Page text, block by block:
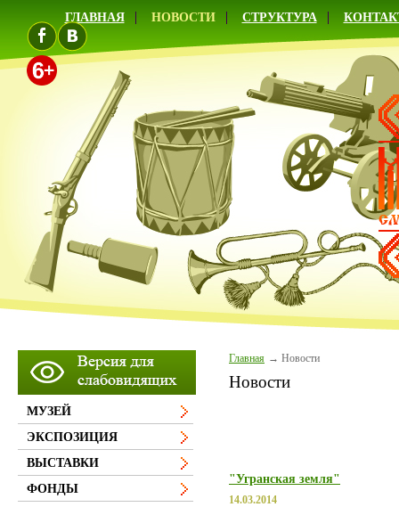
ГЛАВНАЯ НОВОСТИ СТРУКТУРА
Главная Новости
Новости
"Угранская земля"
14.03.2014
МУЗЕЙ
ЭКСПОЗИЦИЯ
ВЫСТАВКИ
ФОНДЫ